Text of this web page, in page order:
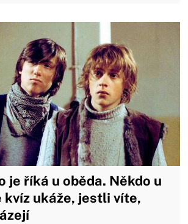
je říká u oběda. Někdo u
kvíz ukáže, jestli víte,